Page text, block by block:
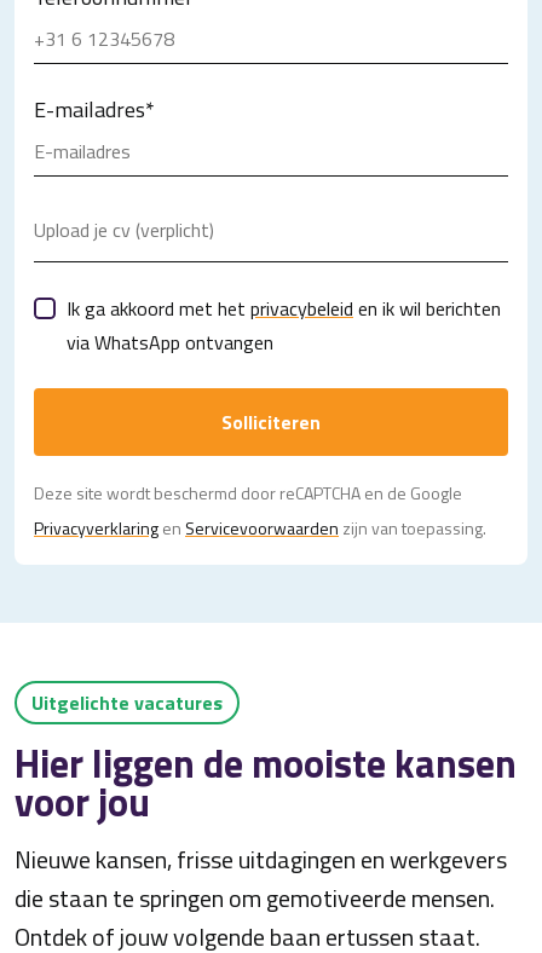
E-mailadres*
Upload je cv (verplicht)
Ik ga akkoord met het privacybeleid en ik wil berichten
via WhatsApp ontvangen
Solliciteren
Deze site wordt beschermd door reCAPTCHA en de Google
Privacy­verklaringen Servicevoorwaarden zijn van toepassing.
Uitgelichte vacatures
Hier liggen de mooiste kansen
voor jou
Nieuwe kansen, frisse uitdagingen en werkgevers
die staan te springen om gemotiveerde mensen.
Ontdek of jouw volgende baan ertussen staat.